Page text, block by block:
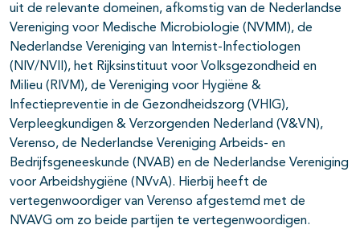
uit de relevante domeinen, afkomstig van de Nederlandse
Vereniging voor Medische Microbiologie (NVMM), de
Nederlandse Vereniging van Internist-Infectiologen
(NIV/NVII), het Rijksinstituut voor Volksgezondheid en
Milieu (RIVM), de Vereniging voor Hygiëne &
Infectiepreventie in de Gezondheidszorg (VHIG),
Verpleegkundigen & Verzorgenden Nederland (V&VN),
Verenso, de Nederlandse Vereniging Arbeids- en
Bedrijfsgeneeskunde (NVAB) en de Nederlandse Vereniging
voor Arbeidshygiëne (NVvA). Hierbij heeft de
vertegenwoordiger van Verenso afgestemd met de
NVAVG om zo beide partijen te vertegenwoordigen.